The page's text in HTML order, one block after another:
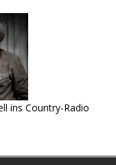
ins Country-Radio